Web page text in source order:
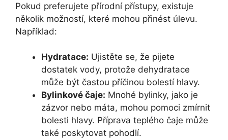
Pokud preferujete přírodní přístupy, existuje
několik možností, které mohou přinést úlevu.
Například:
Hydratace: Ujistěte se, že pijete
dostatek vody, protože dehydratace
může být častou příčinou bolestí hlavy.
Bylinkové čaje: Mnohé bylinky, jako je
zázvor nebo máta, mohou pomoci zmírnit
bolesti hlavy. Příprava teplého čaje může
také poskytovat pohodlí.